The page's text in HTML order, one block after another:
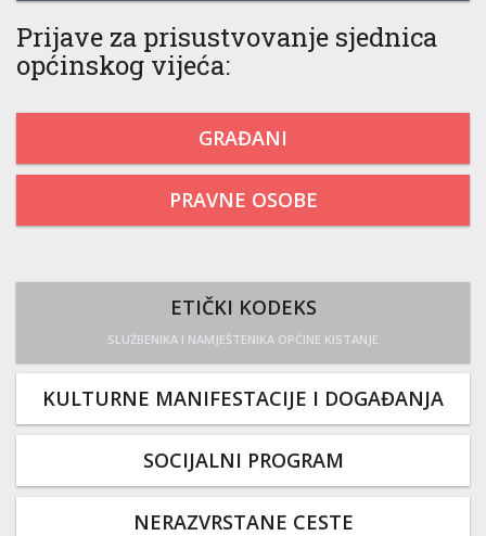
Prijave za prisustvovanje sjednica
općinskog vijeća:
GRAĐANI
PRAVNE OSOBE
ETIČKI KODEKS
SLUŽBENIKA I NAMJEŠTENIKA OPĆINE KISTANJE
KULTURNE MANIFESTACIJE I DOGAĐANJA
SOCIJALNI PROGRAM
NERAZVRSTANE CESTE